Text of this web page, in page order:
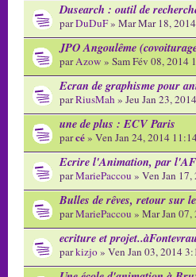
Dusearch : outil de
parDuDuF» Mar Mar 18,
JPO Angoulême
parAzow » Sam Fév 08, 2014
Ecran de graphisme pour
parRiusMah» Jeu Jan 23,
une de plus : ECV Paris
parcé» Ven Jan 24, 2014
Ecrire l'Animation, par
parMariePaccou » Ven Jan
Bulles de rêves, retour sur
parMariePaccou » Mar Jan
ecriture et
parkizjo» Ven Jan 03, 2014